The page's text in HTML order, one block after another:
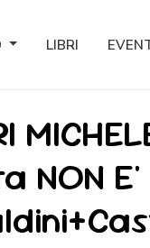
LIBRI
NON E'